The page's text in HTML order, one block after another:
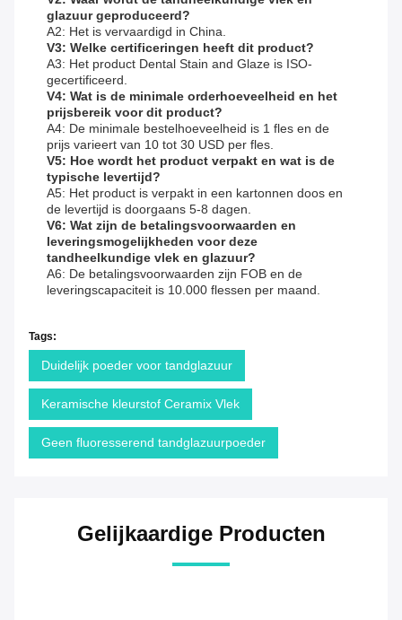
glazuur geproduceerd?
A2: Het is vervaardigd in China.
V3: Welke certificeringen heeft dit product?
A3: Het product Dental Stain and Glaze is ISO-
gecertificeerd.
V4: Wat is de minimale orderhoeveelheid en het
prijsbereik voor dit product?
A4: De minimale bestelhoeveelheid is 1 fles en de
prijs varieert van 10 tot 30 USD per fles.
V5: Hoe wordt het product verpakt en wat is de
typische levertijd?
A5: Het product is verpakt in een kartonnen doos en
de levertijd is doorgaans 5-8 dagen.
V6: Wat zijn de betalingsvoorwaarden en
leveringsmogelijkheden voor deze
tandheelkundige vlek en glazuur?
A6: De betalingsvoorwaarden zijn FOB en de
leveringscapaciteit is 10.000 flessen per maand.
Tags:
Duidelijk poeder voor tandglazuur
Keramische kleurstof Ceramix Vlek
Geen fluoresserend tandglazuurpoeder
Gelijkaardige Producten